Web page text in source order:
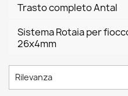
Trasto completo Antal
Sistema Rotaia per
26x4mm
Rilevanza